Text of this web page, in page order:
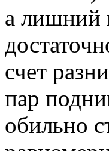
а лишний
счет
пар
обильно